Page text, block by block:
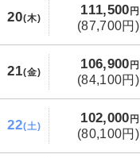
20(木)
111,500円
(87,700円)
21(金)
106,900円
(84,100円)
22(土)
102,000円
(80,100円)